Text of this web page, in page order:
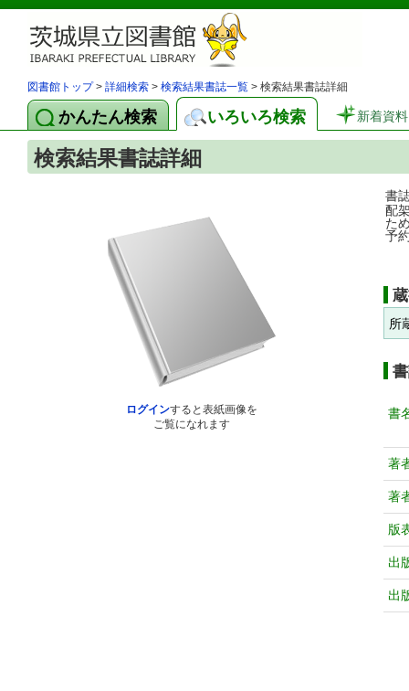
図書館トップ> 詳細検索 > 検索結果書誌一覧 > 検索結果書誌詳細
かんたん検索 いろいろ検索 新着資料
検索結果書誌詳細
ログインすると表紙画像を
ご覧になれます
書
配
た
予
所
書
著
著
版
出
出